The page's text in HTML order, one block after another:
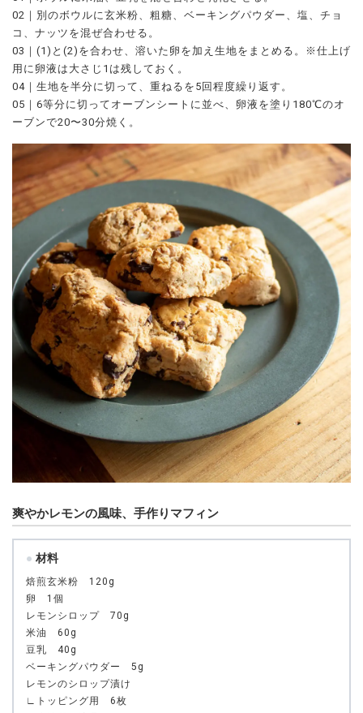
02｜別のボウルに玄米粉、粗糖、ベーキングパウダー、塩、チョ
コ、ナッツを混ぜ合わせる。
03｜(1)と(2)を合わせ、溶いた卵を加え生地をまとめる。※仕上げ
用に卵液は大さじ1は残しておく。
04｜生地を半分に切って、重ねるを5回程度繰り返す。
05｜6等分に切ってオーブンシートに並べ、卵液を塗り180℃のオ
ーブンで20〜30分焼く。
爽やかレモンの風味、手作りマフィン
材料
焙煎玄米粉 120g
卵 1個
レモンシロップ 70g
米油 60g
豆乳 40g
ベーキングパウダー 5g
レモンのシロップ漬け
∟トッピング用 6枚